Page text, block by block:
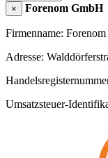
×
Forenom GmbH
Firmenname:
Adresse:
Umsatzsteuer-